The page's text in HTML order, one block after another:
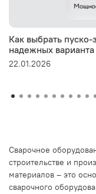
Как выбрать
надежных
22.01.2026
Сварочное
строительстве и
материалов – это
сварочного